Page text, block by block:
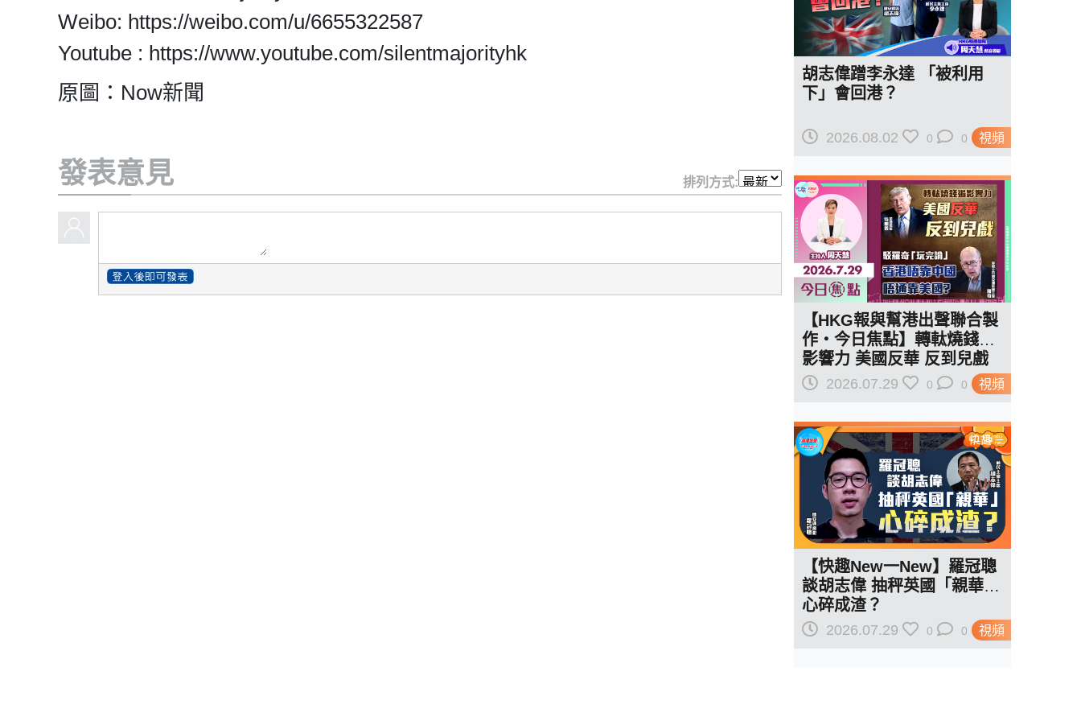
Weibo: https://weibo.com/u/6655322587
Youtube : https://www.youtube.com/silentmajorityhk
原圖：Now新聞
發表意見 排列方式:
視頻
胡志偉蹭李永達 「被利用
下」會回港？
2026.08.02 0 0
視頻
【HKG報與幫港出聲聯合製
作‧今日焦點】轉軚燒錢遏
影響力 美國反華 反到兒戲
駁羅奇「玩完論」 香港唔靠
2026.07.29 0 0
視頻
【快趣New一New】羅冠聰
談胡志偉 抽秤英國「親華」
心碎成渣？
2026.07.29 0 0